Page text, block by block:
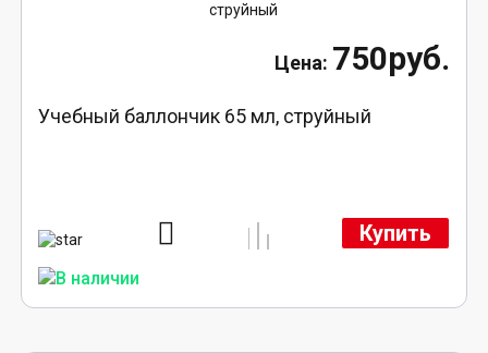
750руб.
Учебный баллончик 65 мл, струйный
Купить